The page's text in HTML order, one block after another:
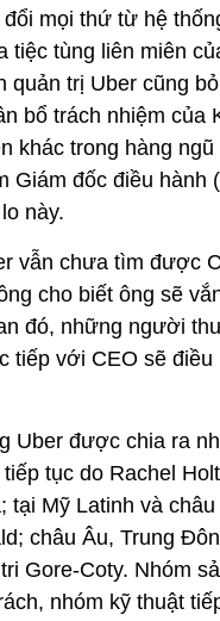
mọi thứ từ hệ
tiệc tùng liên miên
quản trị Uber cũng
bổ trách nhiệm của
khác trong hàng
Giám đốc điều hành
này.
vẫn chưa tìm được
cho biết ông sẽ
đó, những người
tiếp với CEO sẽ điều
Uber được chia ra
tục do Rachel
tại Mỹ Latinh và châu
châu Âu, Trung
Gore-Coty. Nhóm
nhóm kỹ thuật